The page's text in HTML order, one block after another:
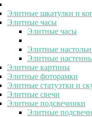
Элитные шкатулки и
Элитные часы
Элитные часы
Элитные
Элитные
Элитные картины
Элитные фоторамки
Элитные статуэтки и
Элитные свечи
Элитные подсвечники
Элитные